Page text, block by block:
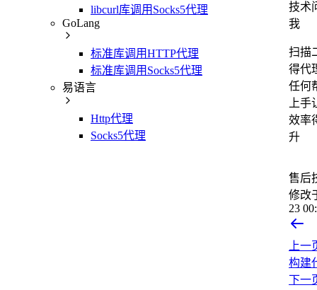
libcurl库调用Socks5代理
GoLang
标准库调用HTTP代理
标准库调用Socks5代理
易语言
Http代理
Socks5代理
技术
我
扫描
得代
任何
上
效率
升
售后
修改
23
上一
构建
下一